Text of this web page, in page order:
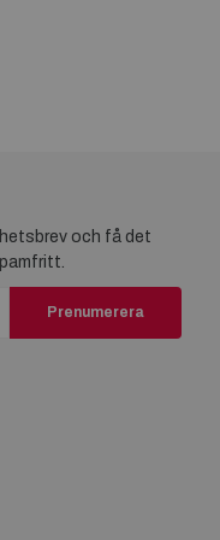
och få det
Prenumerera